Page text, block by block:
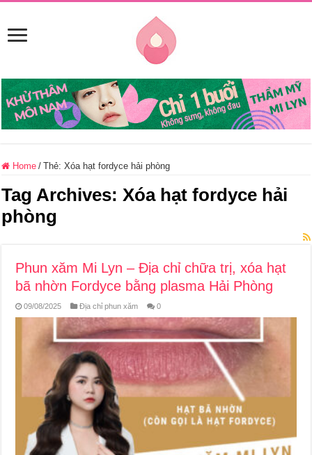
Home / Thẻ:Xóa hạt fordyce hải phòng
Tag Archives:Xóa hạt fordyce hải
phòng
Phun xăm Mi Lyn – Địa chỉ chữa trị, xóa hạt
bã nhờn Fordyce bằng plasma Hải Phòng
09/08/2025 Địa chỉ phun xăm 0